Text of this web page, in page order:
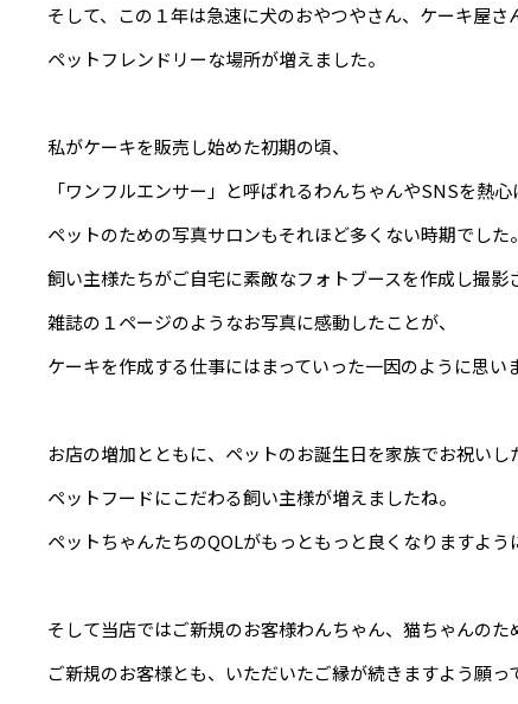
そして、この１年は急速に犬のおやつやさん、ケーキ屋さ
ペットフレンドリーな場所が増えました。
私がケーキを販売し始めた初期の頃、
「ワンフルエンサー」と呼ばれるわんちゃんやSNSを熱
ペットのための写真サロンもそれほど多くない時期でした。
飼い主様たちがご自宅に素敵なフォトブースを作成し撮影
雑誌の１ページのようなお写真に感動したことが、
ケーキを作成する仕事にはまっていった一因のように思い
お店の増加とともに、ペットのお誕生日を家族でお祝いし
ペットフードにこだわる飼い主様が増えましたね。
ペットちゃんたちのQOLがもっともっと良くなりますよう
そして当店ではご新規のお客様わんちゃん、猫ちゃんのた
ご新規のお客様とも、いただいたご縁が続きますよう願っ